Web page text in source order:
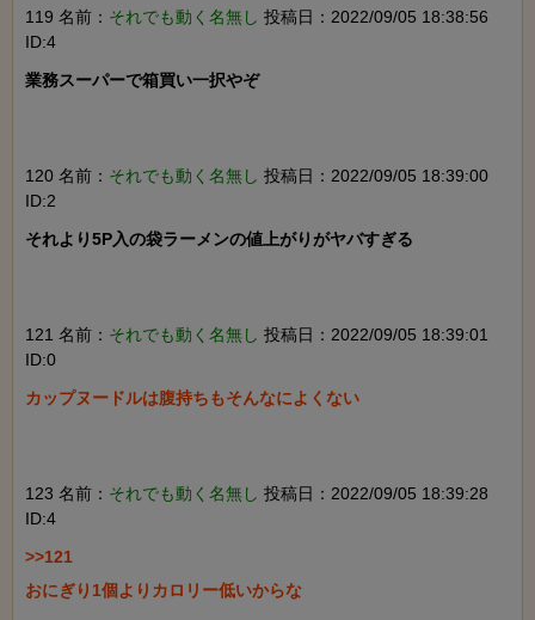
119 名前： それでも動く名無し 投稿日：2022/09/05 18:38:56
ID:4
業務スーパーで箱買い一択やぞ
120 名前： それでも動く名無し 投稿日：2022/09/05 18:39:00
ID:2
それより5P入の袋ラーメンの値上がりがヤバすぎる
121 名前： それでも動く名無し 投稿日：2022/09/05 18:39:01
ID:0
カップヌードルは腹持ちもそんなによくない
123 名前： それでも動く名無し 投稿日：2022/09/05 18:39:28
ID:4
>>121
おにぎり1個よりカロリー低いからな